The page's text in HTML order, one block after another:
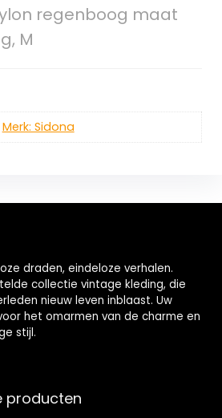
regenboog maat
M
Merk: Sidona
draden, eindeloze verhalen.
collectie vintage kleding, die
nieuw leven inblaast. Uw
het omarmen van de charme en
stijl.
producten